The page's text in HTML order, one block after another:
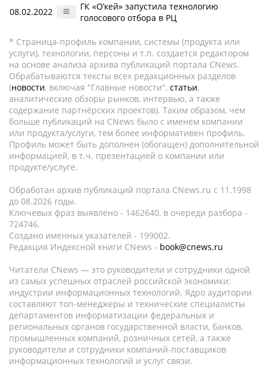
08.02.2022
ГК «О’кей» запустила технологию
голосового отбора в РЦ
* Страница-профиль компании, системы (продукта или
услуги), технологии, персоны и т.п. создается редактором
на основе анализа архива публикаций портала CNews.
Обрабатываются тексты всех редакционных разделов
(новости, включая "Главные новости", статьи,
аналитические обзоры рынков, интервью, а также
содержание партнёрских проектов). Таким образом, чем
больше публикаций на CNews было с именем компании
или продукта/услуги, тем более информативен профиль.
Профиль может быть дополнен (обогащен) дополнительной
информацией, в т.ч. презентацией о компании или
продукте/услуге.
Обработан архив публикаций портала CNews.ru c 11.1998
до 08.2026 годы.
Ключевых фраз выявлено - 1462640, в очереди разбора -
724746.
Создано именных указателей - 199002.
Редакция Индексной книги CNews - book@cnews.ru
Читатели CNews — это руководители и сотрудники одной
из самых успешных отраслей российской экономики:
индустрии информационных технологий. Ядро аудитории
составляют топ-менеджеры и технические специалисты
департаментов информатизации федеральных и
региональных органов государственной власти, банков,
промышленных компаний, розничных сетей, а также
руководители и сотрудники компаний-поставщиков
информационных технологий и услуг связи.